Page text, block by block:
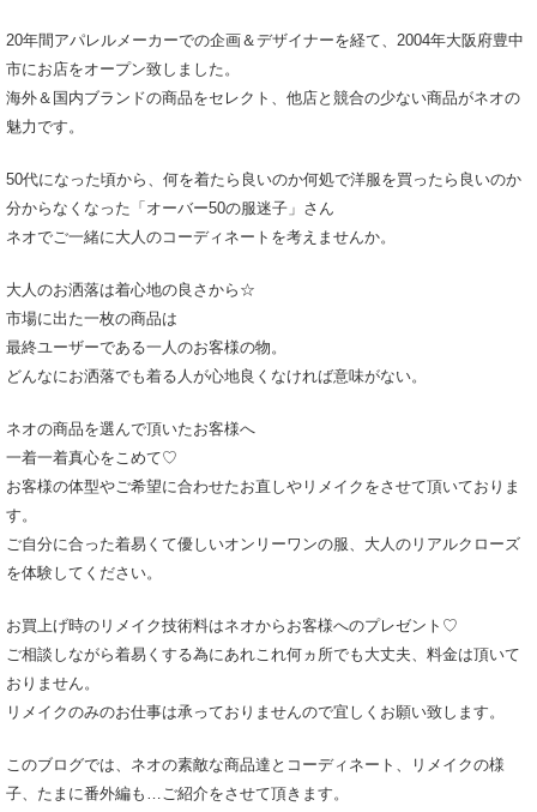
20年間アパレルメーカーでの企画＆デザイナーを経て、2004年大阪府豊中
市にお店をオープン致しました。
海外＆国内ブランドの商品をセレクト、他店と競合の少ない商品がネオの
魅力です。
50代になった頃から、何を着たら良いのか何処で洋服を買ったら良いのか
分からなくなった「オーバー50の服迷子」さん
ネオでご一緒に大人のコーディネートを考えませんか。
大人のお洒落は着心地の良さから☆
市場に出た一枚の商品は
最終ユーザーである一人のお客様の物。
どんなにお洒落でも着る人が心地良くなければ意味がない。
ネオの商品を選んで頂いたお客様へ
一着一着真心をこめて♡
お客様の体型やご希望に合わせたお直しやリメイクをさせて頂いておりま
す。
ご自分に合った着易くて優しいオンリーワンの服、大人のリアルクローズ
を体験してください。
お買上げ時のリメイク技術料はネオからお客様へのプレゼント♡
ご相談しながら着易くする為にあれこれ何ヵ所でも大丈夫、料金は頂いて
おりません。
リメイクのみのお仕事は承っておりませんので宜しくお願い致します。
このブログでは、ネオの素敵な商品達とコーディネート、リメイクの様
子、たまに番外編も…ご紹介をさせて頂きます。